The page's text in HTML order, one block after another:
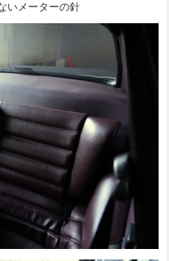
いメーターの針